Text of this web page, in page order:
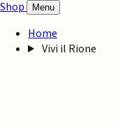
Shop Menu
Home
Vivi il Rione